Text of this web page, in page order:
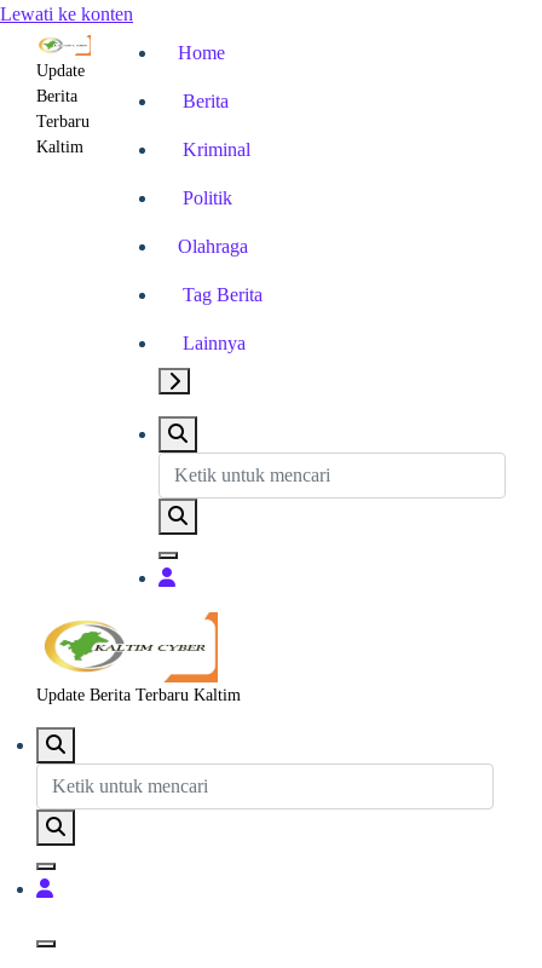
Lewati ke konten
Update
Berita
Terbaru
Kaltim
Home
Berita
Kriminal
Politik
Olahraga
Tag Berita
Lainnya
Update Berita Terbaru Kaltim